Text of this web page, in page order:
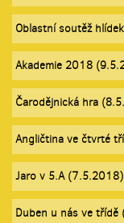
Oblastní soutěž
Akademie 2018
Čarodějnická hra
Angličtina ve čtvrté
Jaro v 5.A (7.5.2018)
Duben u nás ve